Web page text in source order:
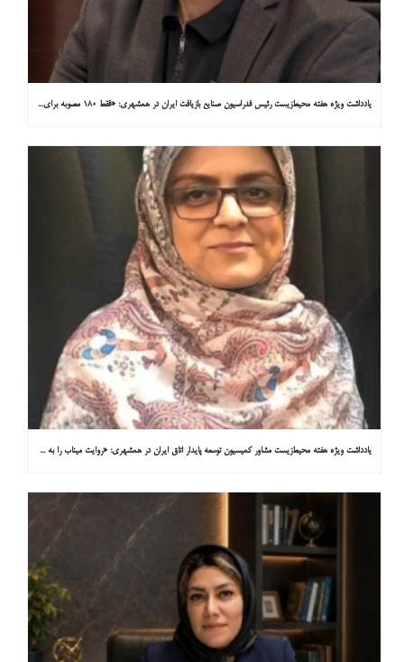
یادداشت ویژه هفته محیط‌زیست رئیس فدراسیون صنایع بازیافت ایران در همشهری: «فقط ۱۸۰ مصوبه برای خارج کردن خودروهای فرسوده از خیابان‌ها»
یادداشت ویژه هفته محیط‌زیست مشاور کمیسیون توسعه پایدار اتاق ایران در همشهری: «روایت میناب را به کاپ ۳۱ ببریم»